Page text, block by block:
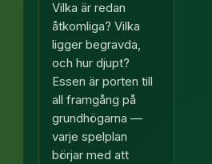
Vilka är redan
åtkomliga? Vilka
ligger begravda,
och hur djupt?
Essen är porten till
all framgång på
grundhögarna —
varje spelplan
börjar med att